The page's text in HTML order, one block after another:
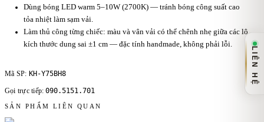
Dùng bóng LED warm 5–10W (2700K) — tránh bóng công suất cao
tỏa nhiệt làm sạm vải.
Làm thủ công từng chiếc: màu và vân vải có thể chênh nhẹ giữa các lô,
kích thước dung sai ±1 cm — đặc tính handmade, không phải lỗi.
Mã SP: KH-Y75BH8
Gọi trực tiếp:090.5151.701
SẢN PHẨM LIÊN QUAN
LIÊN HỆ